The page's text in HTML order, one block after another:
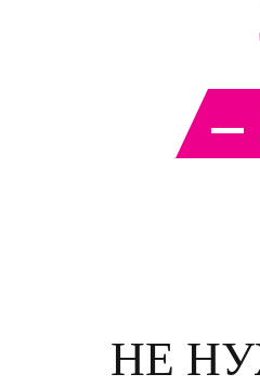
НЕ